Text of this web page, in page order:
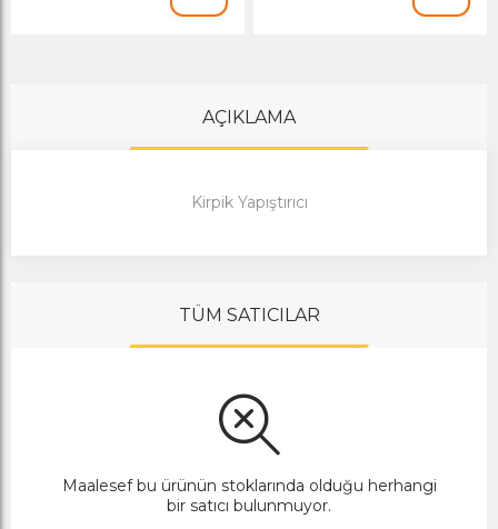
AÇIKLAMA
Kirpik Yapıştırıcı
TÜM SATICILAR
Maalesef bu ürünün stoklarında olduğu herhangi
bir satıcı bulunmuyor.